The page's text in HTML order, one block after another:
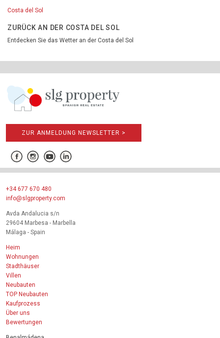
Costa del Sol
ZURÜCK AN DER COSTA DEL SOL
Entdecken Sie das Wetter an der Costa del Sol
ZUR ANMELDUNG NEWSLETTER >
+34 677 670 480
info@slgproperty.com
Avda Andalucia s/n
29604 Marbesa - Marbella
Málaga - Spain
Heim
Wohnungen
Stadthäuser
Villen
Neubauten
TOP Neubauten
Kaufprozess
Über uns
Bewertungen